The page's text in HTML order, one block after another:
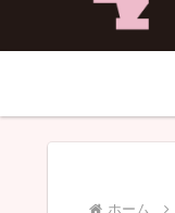
ホーム